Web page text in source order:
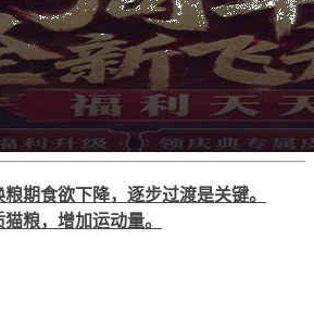
粮期食欲下降，逐步过渡是关键。
粮，增加运动量。